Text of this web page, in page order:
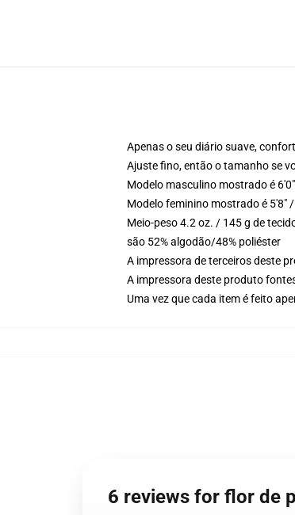
Apenas o seu diário suave,
Ajuste fino, então o tamanho se
Modelo masculino mostrado é
Modelo feminino mostrado é 5'8"
Meio-peso 4.2 oz. / 145 g de
são 52% algodão/48% poliéster
A impressora de terceiros deste
A impressora deste produto
Uma vez que cada item é feito
6 reviews for flor de